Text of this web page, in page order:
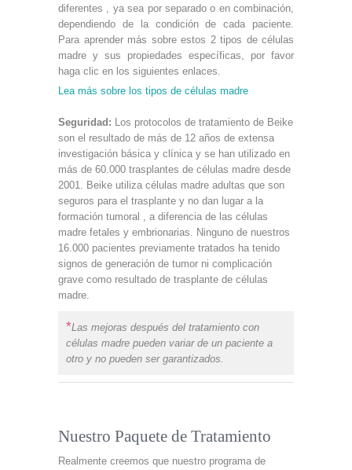
diferentes , ya sea por separado o en combinación,
dependiendo de la condición de cada paciente.
Para aprender más sobre estos 2 tipos de células
madre y sus propiedades específicas, por favor
haga clic en los siguientes enlaces.
Lea más sobre los tipos de células madre
Seguridad: Los protocolos de tratamiento de Beike
son el resultado de más de 12 años de extensa
investigación básica y clínica y se han utilizado en
más de 60.000 trasplantes de células madre desde
2001. Beike utiliza células madre adultas que son
seguros para el trasplante y no dan lugar a la
formación tumoral , a diferencia de las células
madre fetales y embrionarias. Ninguno de nuestros
16.000 pacientes previamente tratados ha tenido
signos de generación de tumor ni complicación
grave como resultado de trasplante de células
madre.
*Las mejoras después del tratamiento con
células madre pueden variar de un paciente a
otro y no pueden ser garantizados.
Nuestro Paquete de Tratamiento
Realmente creemos que nuestro programa de